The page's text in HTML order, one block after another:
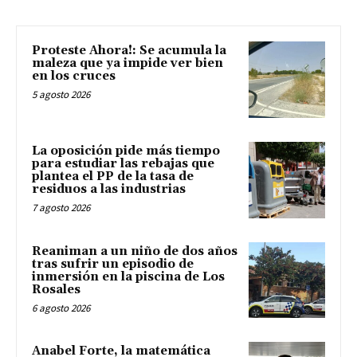
Proteste Ahora!: Se acumula la
maleza que ya impide ver bien
en los cruces
5 agosto 2026
La oposición pide más tiempo
para estudiar las rebajas que
plantea el PP de la tasa de
residuos a las industrias
7 agosto 2026
Reaniman a un niño de dos años
tras sufrir un episodio de
inmersión en la piscina de Los
Rosales
6 agosto 2026
Anabel Forte, la matemática